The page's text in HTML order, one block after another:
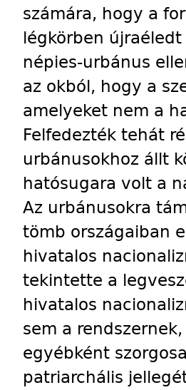
számára, hogy a
légkörben
népies-urbánus
az okból, hogy a
amelyeket nem a
Felfedezték tehát
urbánusokhoz állt
hatósugara volt a
Az urbánusokra
tömb országaiban
hivatalos
tekintette a
hivatalos
sem a
egyébként
patriarchális